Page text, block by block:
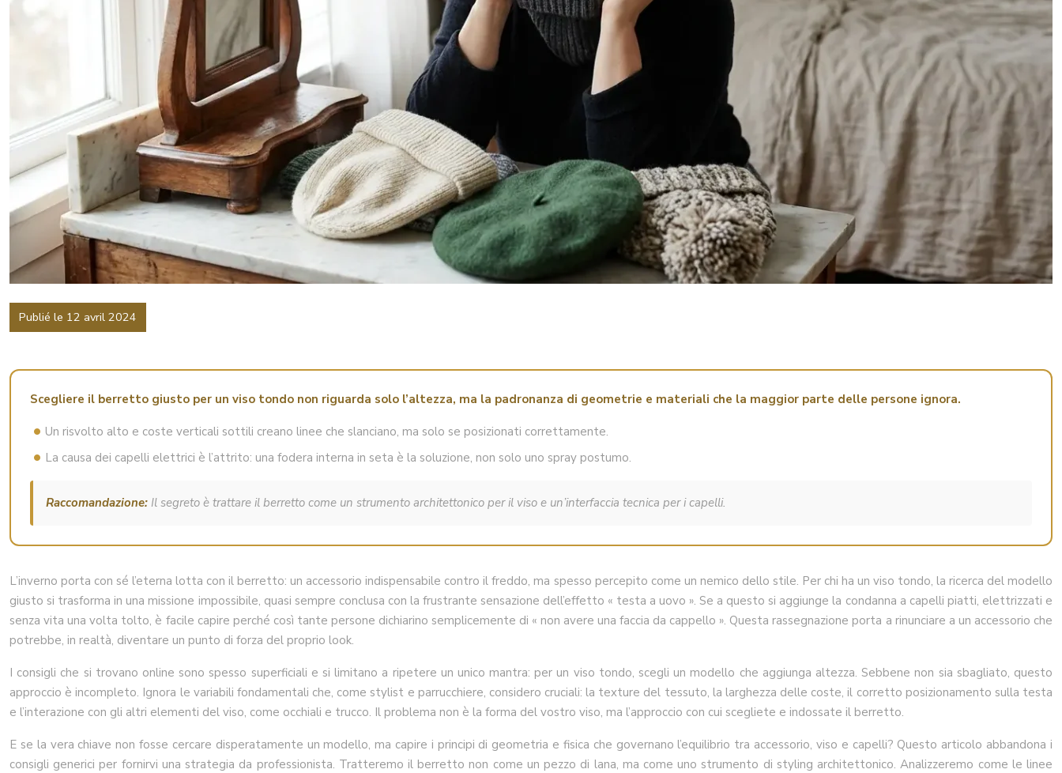
Publié le 12 avril 2024
Scegliere il berretto giusto per un viso tondo non riguarda solo l’altezza, ma la padronanza di geometrie e materiali che la maggior parte delle persone ignora.
Un risvolto alto e coste verticali sottili creano linee che slanciano, ma solo se posizionati correttamente.
La causa dei capelli elettrici è l’attrito: una fodera interna in seta è la soluzione, non solo uno spray postumo.
Raccomandazione: Il segreto è trattare il berretto come un strumento architettonico per il viso e un’interfaccia tecnica per i capelli.
L’inverno porta con sé l’eterna lotta con il berretto: un accessorio indispensabile contro il freddo, ma spesso percepito come un nemico dello stile. Per chi ha un viso tondo, la ricerca del modello
giusto si trasforma in una missione impossibile, quasi sempre conclusa con la frustrante sensazione dell’effetto « testa a uovo ». Se a questo si aggiunge la condanna a capelli piatti, elettrizzati e
senza vita una volta tolto, è facile capire perché così tante persone dichiarino semplicemente di « non avere una faccia da cappello ». Questa rassegnazione porta a rinunciare a un accessorio che
potrebbe, in realtà, diventare un punto di forza del proprio look.
I consigli che si trovano online sono spesso superficiali e si limitano a ripetere un unico mantra: per un viso tondo, scegli un modello che aggiunga altezza. Sebbene non sia sbagliato, questo
approccio è incompleto. Ignora le variabili fondamentali che, come stylist e parrucchiere, considero cruciali: la texture del tessuto, la larghezza delle coste, il corretto posizionamento sulla testa
e l’interazione con gli altri elementi del viso, come occhiali e trucco. Il problema non è la forma del vostro viso, ma l’approccio con cui scegliete e indossate il berretto.
E se la vera chiave non fosse cercare disperatamente un modello, ma capire i principi di geometria e fisica che governano l’equilibrio tra accessorio, viso e capelli? Questo articolo abbandona i
consigli generici per fornirvi una strategia da professionista. Tratteremo il berretto non come un pezzo di lana, ma come uno strumento di styling architettonico. Analizzeremo come le linee